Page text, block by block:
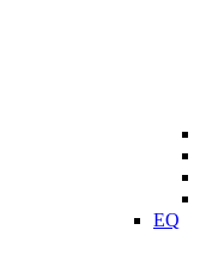
EQ